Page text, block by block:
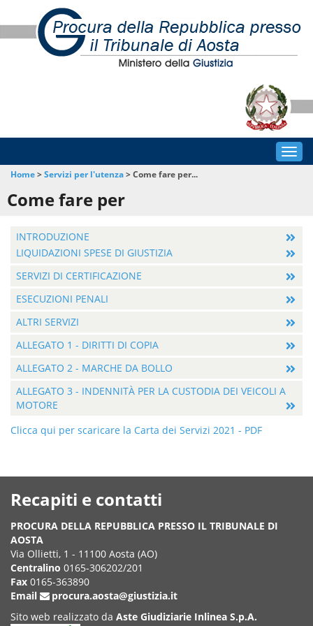
Home>Servizi per l'utenza>Come fare per...
Come fare per
INTRODUZIONE
LIQUIDAZIONI SPESE DI GIUSTIZIA
SERVIZI DI CERTIFICAZIONE
ESECUZIONI PENALI
ALTRI SERVIZI
ALLEGATO 1 - DIRITTI DI COPIA
ALLEGATO 2 - MARCHE DA BOLLO
ALLEGATO 3 - INDENNITÀ PER LA CUSTODIA DEI VEICOLI A
MOTORE
Clicca qui per scaricare la Carta dei Servizi 2021 - PDF
Recapiti e contatti
PROCURA DELLA REPUBBLICA PRESSO IL TRIBUNALE DI
AOSTA
Via Ollietti, 1 - 11100 Aosta (AO)
Centralino 0165-306202/201
Fax 0165-363890
Email
procura.aosta@giustizia.it
Sito web realizzato da Aste Giudiziarie Inlinea S.p.A.